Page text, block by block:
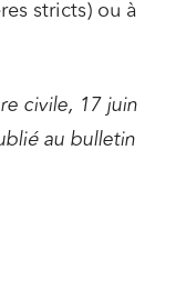
stricts) ou à
civile, 17 juin
au bulletin